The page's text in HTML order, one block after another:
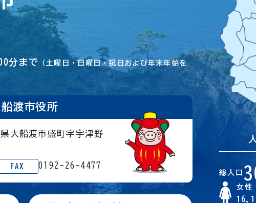
分まで （土曜日・日曜日・祝日および年末年始を
渡市役所
大船渡市盛町字宇津野
FAX 0192-26-4477
総人口
女性